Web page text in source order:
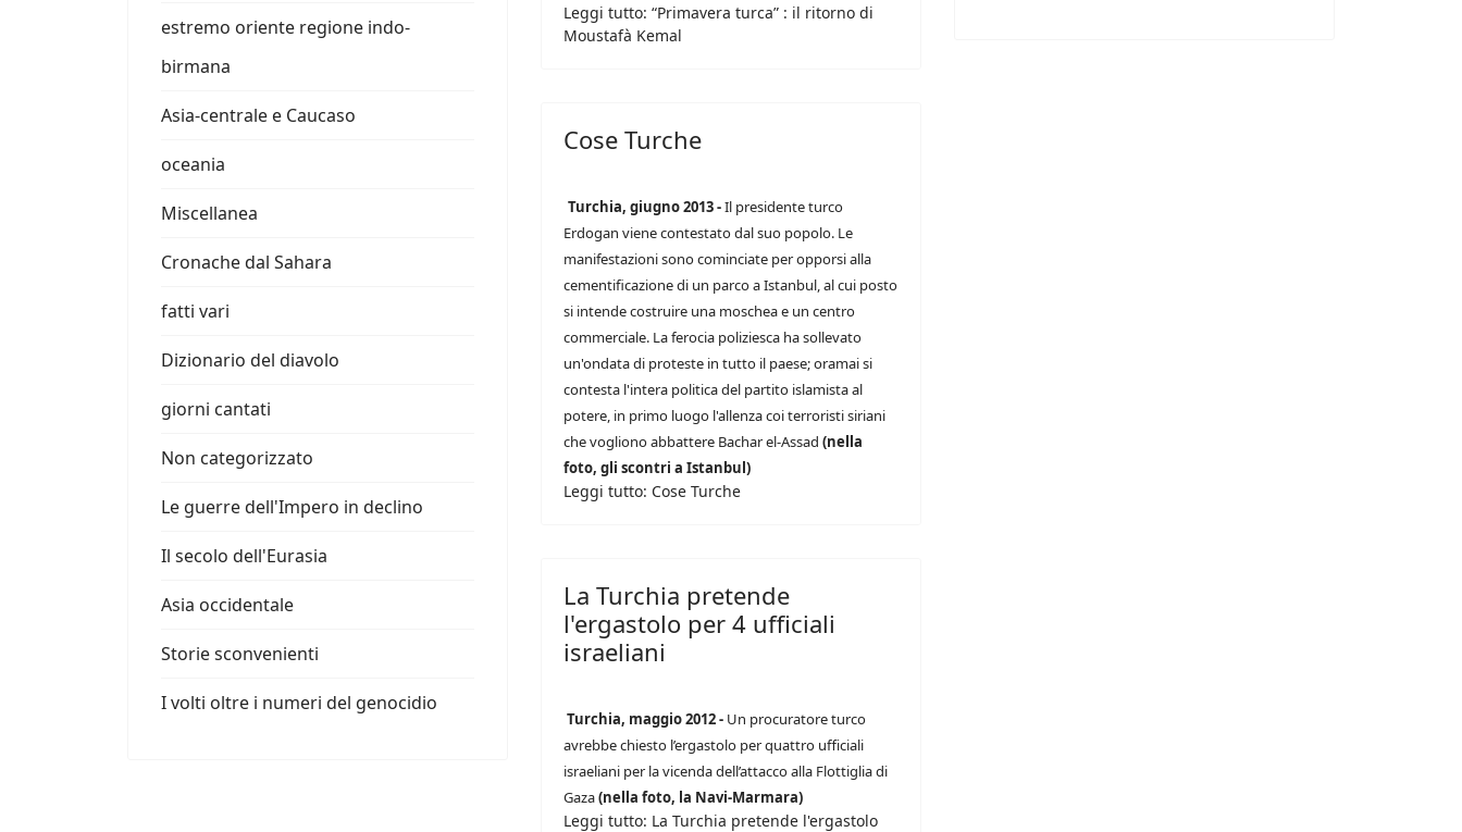
estremo oriente regione indo-
birmana
Asia-centrale e Caucaso
oceania
Miscellanea
Cronache dal Sahara
fatti vari
Dizionario del diavolo
giorni cantati
Non categorizzato
Le guerre dell'Impero in declino
Il secolo dell'Eurasia
Asia occidentale
Storie sconvenienti
I volti oltre i numeri del genocidio
Leggi tutto: “Primavera turca” : il ritorno di
Moustafà Kemal
Cose Turche
Turchia, giugno 2013 -Il presidente turco
Erdogan viene contestato dal suo popolo. Le
manifestazioni sono cominciate per opporsi alla
cementificazione di un parco a Istanbul, al cui posto
si intende costruire una moschea e un centro
commerciale. La ferocia poliziesca ha sollevato
un'ondata di proteste in tutto il paese; oramai si
contesta l'intera politica del partito islamista al
potere, in primo luogo l'allenza coi terroristi siriani
che vogliono abbattere Bachar el-Assad (nella
foto, gli scontri a Istanbul)
Leggi tutto: Cose Turche
La Turchia pretende
l'ergastolo per 4 ufficiali
israeliani
Turchia, maggio 2012 - Un procuratore turco
avrebbe chiesto l’ergastolo per quattro ufficiali
israeliani per la vicenda dell’attacco alla Flottiglia di
Gaza(nella foto, la Navi-Marmara)
Leggi tutto: La Turchia pretende l'ergastolo